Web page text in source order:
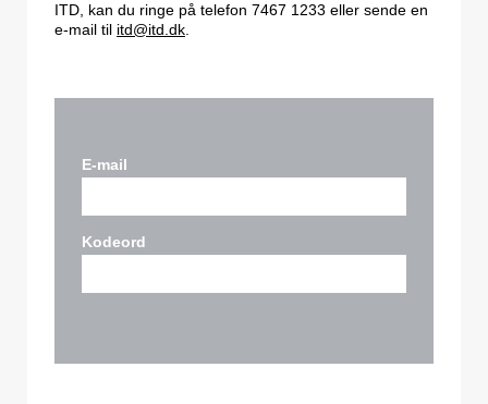
ITD, kan du ringe på telefon 7467 1233 eller sende en
e-mail til itd@itd.dk
E-mail
Kodeord